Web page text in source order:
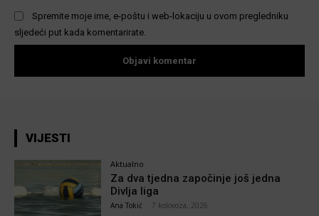
Spremite moje ime, e-poštu i web-lokaciju u ovom pregledniku
sljedeći put kada komentarirate.
VIJESTI
Aktualno
Za dva tjedna započinje još jedna
Divlja liga
Ana Tokić 7 kolovoza, 2026